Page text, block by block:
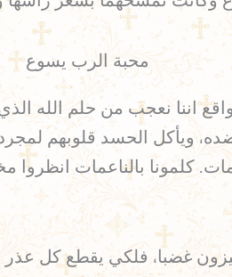
محبة الرب يسوع
اننا نعجب من حلم الله
ويأكل الحسد قلوبهم
كلمونا بالناعمات
غضبا، فلكي يقطع كل عذر